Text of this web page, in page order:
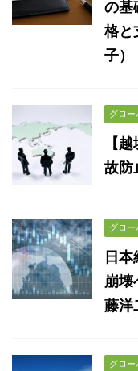
の
格と
子）
グロー
【
故防
グロー
日
崩壊
藤洋
グロー